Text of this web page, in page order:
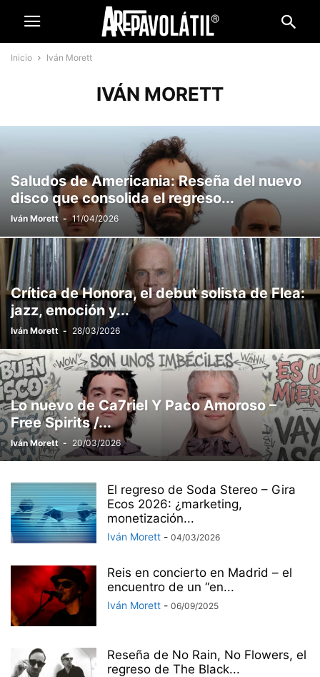
Inicio Iván Morett
IVÁN MORETT
Saludos de Americania: Reseña del nuevo
disco que consolida el regreso...
Iván Morett - 11/04/2026
Crítica de Honora, el debut solista de Flea:
jazz, emoción y...
Iván Morett - 28/03/2026
Lo nuevo de Ca7riel Y Paco Amoroso –
Free Spirits /...
Iván Morett - 20/03/2026
El regreso de Soda Stereo – Gira
Ecos 2026: ¿marketing,
monetización...
Iván Morett - 04/03/2026
Reis en concierto en Madrid – el
encuentro de un “en...
Iván Morett - 06/09/2025
Reseña de No Rain, No Flowers, el
regreso de The Black...